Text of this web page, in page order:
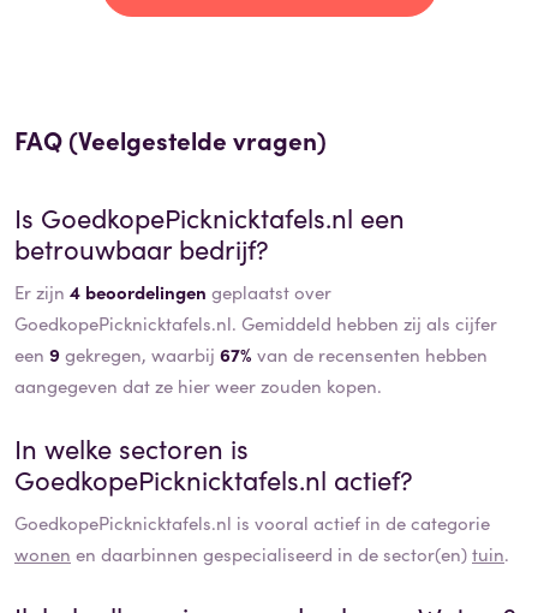
FAQ (Veelgestelde vragen)
Is GoedkopePicknicktafels.nl een
betrouwbaar bedrijf?
Er zijn 4 beoordelingen geplaatst over
GoedkopePicknicktafels.nl. Gemiddeld hebben zij als cijfer
een 9gekregen, waarbij 67% van de recensenten hebben
aangegeven dat ze hier weer zouden kopen.
In welke sectoren is
GoedkopePicknicktafels.nl actief?
GoedkopePicknicktafels.nl is vooral actief in de categorie
wonen en daarbinnen gespecialiseerd in de sector(en)tuin.